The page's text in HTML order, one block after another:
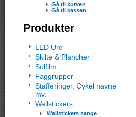
Gå til kurven
Gå til kassen
Produkter
LED Ure
Skilte & Plancher
Solfilm
Faggrupper
Stafferinger, Cykel navne
mv.
Wallstickers
Wallstickers sange